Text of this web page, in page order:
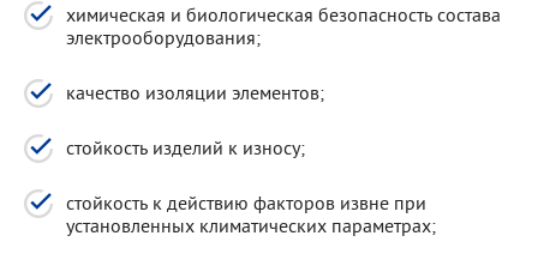
химическая и биологическая безопасность состава
электрооборудования;
качество изоляции элементов;
стойкость изделий к износу;
стойкость к действию факторов извне при
установленных климатических параметрах;